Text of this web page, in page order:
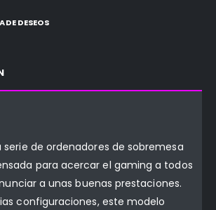
DE DESEOS
serie de ordenadores de sobremesa
para acercar el gaming a todos
a unas buenas prestaciones.
configuraciones, este modelo